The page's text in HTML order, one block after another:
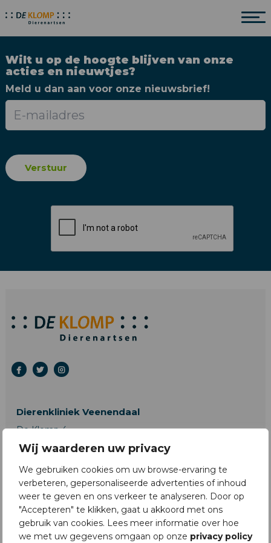
Wij waarderen uw privacy
We gebruiken cookies om uw browse-ervaring te
verbeteren, gepersonaliseerde advertenties of inhoud
weer te geven en ons verkeer te analyseren. Door op
"Accepteren" te klikken, gaat u akkoord met ons
gebruik van cookies. Lees meer informatie over hoe
we met uw gegevens omgaan op onze privacy policy
Wilt u op de hoogte blijven van onze
acties en nieuwtjes?
Meld u dan aan voor onze nieuwsbrief!
Dierenkliniek Veenendaal
De Klomp 4
6745 WB De Klomp (Veenendaal)
Spoedlijn:0318-571457
Openingstijden
Dierenkliniek Elst